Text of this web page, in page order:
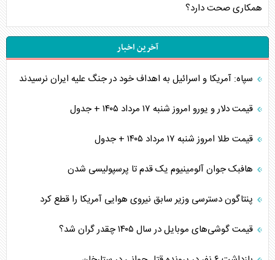
همکاری صحت دارد؟
آخرین اخبار
سپاه: آمریکا و اسرائیل به اهداف خود در جنگ علیه ایران نرسیدند
قیمت دلار و یورو امروز شنبه ۱۷ مرداد ۱۴۰۵ + جدول
قیمت طلا امروز شنبه ۱۷ مرداد ۱۴۰۵ + جدول
هافبک جوان آلومینیوم یک قدم تا پرسپولیسی شدن
پنتاگون دسترسی وزیر سابق نیروی هوایی آمریکا را قطع کرد
قیمت گوشی‌های موبایل در سال ۱۴۰۵ چقدر گران شد؟